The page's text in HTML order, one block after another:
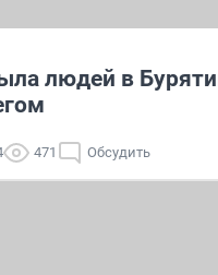
людей в
471 Обсудить